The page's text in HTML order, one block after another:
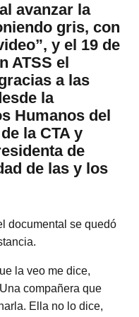
avanzar la
gris, con
y el 19 de
ATSS el
a las
la
Humanos del
la CTA y
de
de las y los
documental se quedó
la veo me dice,
compañera que
Ella no lo dice,